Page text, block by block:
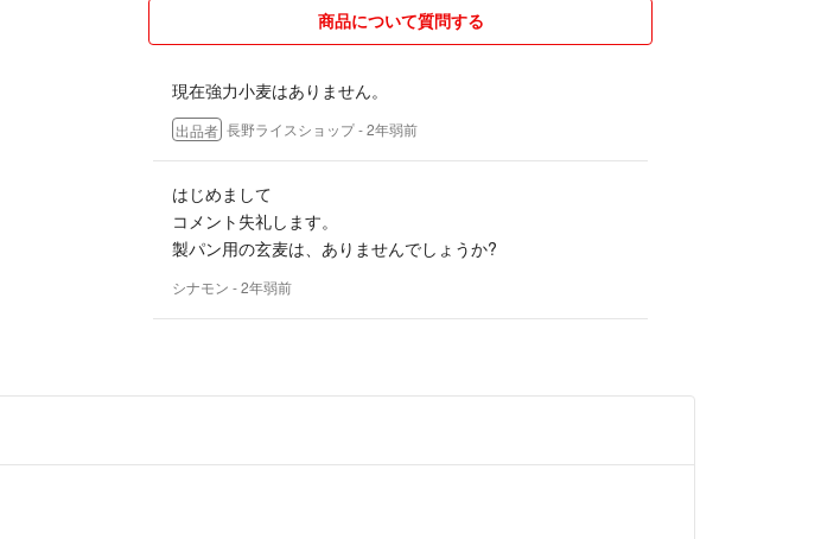
商品について質問する
現在強力小麦はありません。
出品者 長野ライスショップ- 2年弱前
はじめまして
コメント失礼します。
製パン用の玄麦は、ありませんでしょうか?
シナモン - 2年弱前